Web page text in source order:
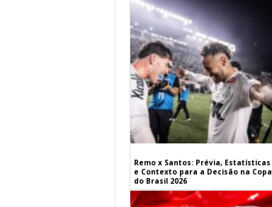
Remo x Santos: Prévia, Estatísticas
e Contexto para a Decisão na Copa
do Brasil 2026